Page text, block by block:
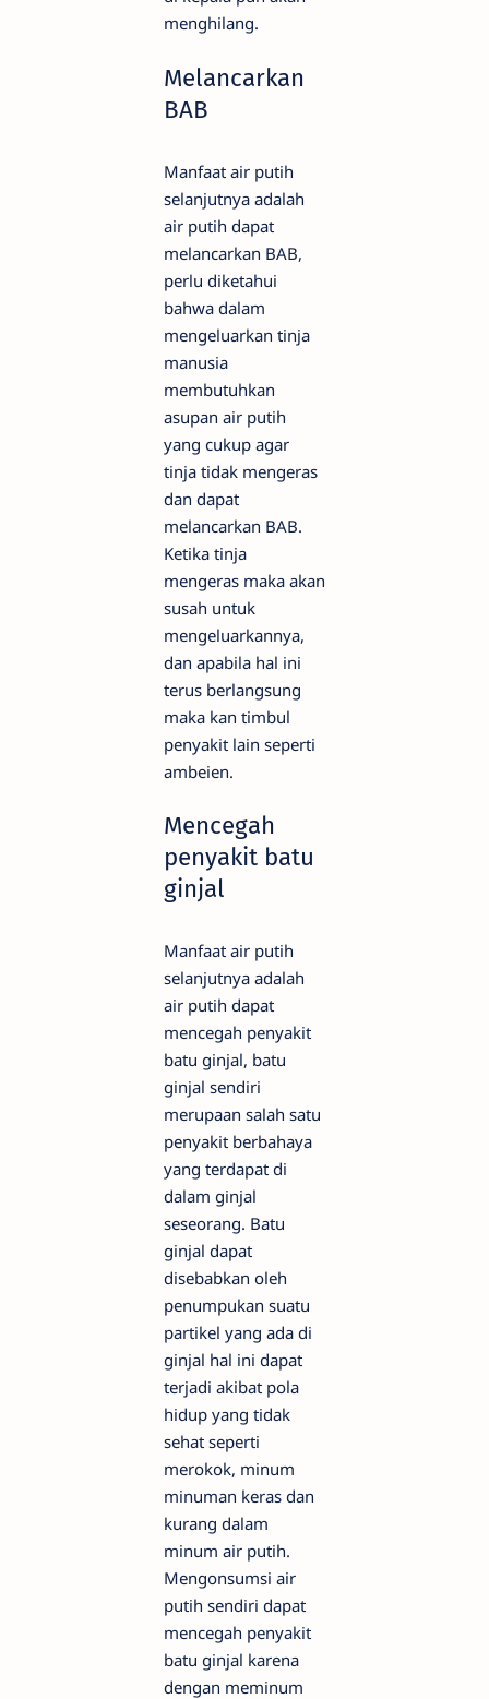
menghilang.
Melancarkan
BAB
Manfaat air putih
selanjutnya adalah
air putih dapat
melancarkan BAB,
perlu diketahui
bahwa dalam
mengeluarkan tinja
manusia
membutuhkan
asupan air putih
yang cukup agar
tinja tidak mengeras
dan dapat
melancarkan BAB.
Ketika tinja
mengeras maka akan
susah untuk
mengeluarkannya,
dan apabila hal ini
terus berlangsung
maka kan timbul
penyakit lain seperti
ambeien.
Mencegah
penyakit batu
ginjal
Manfaat air putih
selanjutnya adalah
air putih dapat
mencegah penyakit
batu ginjal, batu
ginjal sendiri
merupaan salah satu
penyakit berbahaya
yang terdapat di
dalam ginjal
seseorang. Batu
ginjal dapat
disebabkan oleh
penumpukan suatu
partikel yang ada di
ginjal hal ini dapat
terjadi akibat pola
hidup yang tidak
sehat seperti
merokok, minum
minuman keras dan
kurang dalam
minum air putih.
Mengonsumsi air
putih sendiri dapat
mencegah penyakit
batu ginjal karena
dengan meminum